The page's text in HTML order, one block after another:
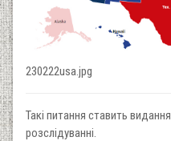
230222usa.jpg
Такі питання ставить видання
розслідуванні.